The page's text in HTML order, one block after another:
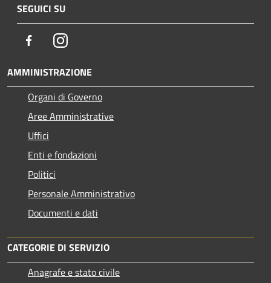
SEGUICI SU
FacebookInstagram
AMMINISTRAZIONE
Organi di Governo
Aree Amministrative
Uffici
Enti e fondazioni
Politici
Personale Amministrativo
Documenti e dati
CATEGORIE DI SERVIZIO
Anagrafe e stato civile